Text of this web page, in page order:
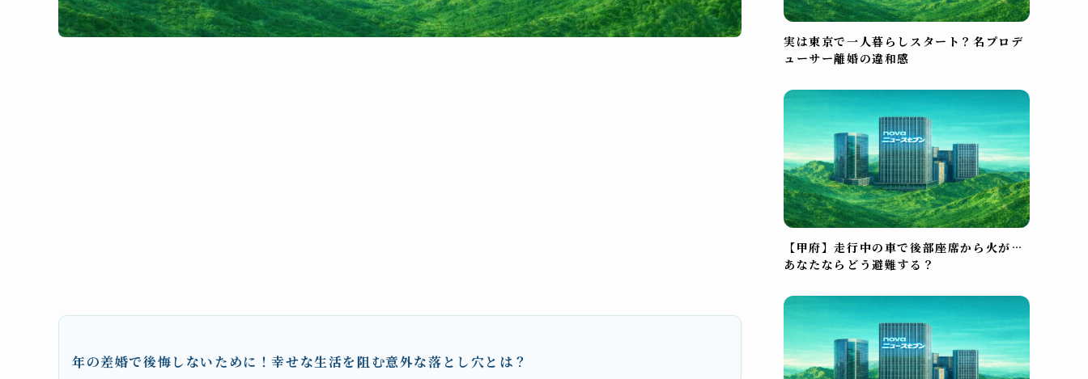
年の差婚で後悔しないために！幸せな生活を阻む意外な落とし穴とは？
実は東京で一人暮らしスタート？名プロデ
ューサー離婚の違和感
【甲府】走行中の車で後部座席から火が…
あなたならどう避難する？